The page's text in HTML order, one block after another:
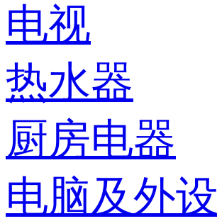
电视
热水器
厨房电器
电脑及外设